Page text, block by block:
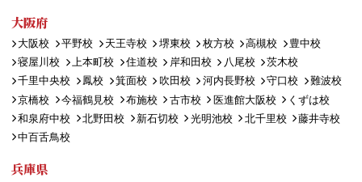
大阪府
大阪校 平野校 天王寺校 堺東校 枚方校 高槻校
豊中校
寝屋川校
上本町校 住道校 岸和田校 八尾校
茨木校
千里中央校
鳳校 箕面校 吹田校 河内長野校 守口校
難波校
京橋校
今福鶴見校 布施校 古市校 医進館大阪校
くずは校
和泉府中校
北野田校 新石切校 光明池校 北千里校
藤井寺校
中百舌鳥校
兵庫県